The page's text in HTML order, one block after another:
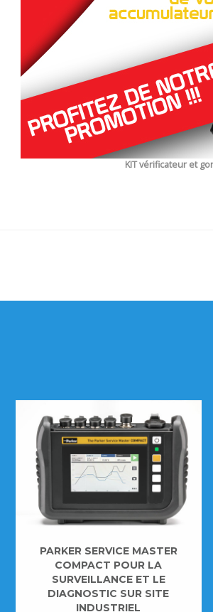
KIT vérificateur et
PARKER SERVICE MASTER
COMPACT POUR LA
SURVEILLANCE ET LE
DIAGNOSTIC SUR SITE
INDUSTRIEL